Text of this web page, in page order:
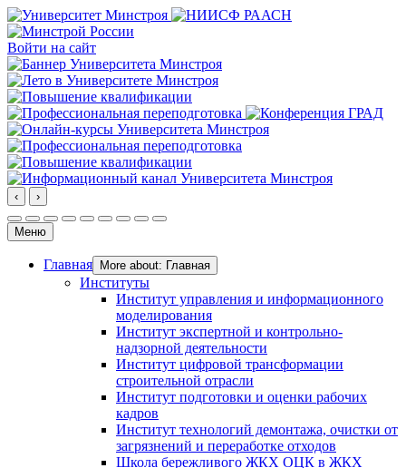
Войти на сайт
‹ ›
Меню
Главная More about: Главная
Институты
Институт управления и информационного
моделирования
Институт экспертной и контрольно-
надзорной деятельности
Институт цифровой трансформации
строительной отрасли
Институт подготовки и оценки рабочих
кадров
Институт технологий демонтажа, очистки от
загрязнений и переработке отходов
Школа бережливого ЖКХ ОЦК в ЖКХ